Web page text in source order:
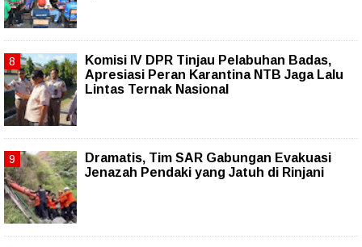
Komisi IV DPR Tinjau Pelabuhan Badas,
Apresiasi Peran Karantina NTB Jaga Lalu
Lintas Ternak Nasional
Dramatis, Tim SAR Gabungan Evakuasi
Jenazah Pendaki yang Jatuh di Rinjani